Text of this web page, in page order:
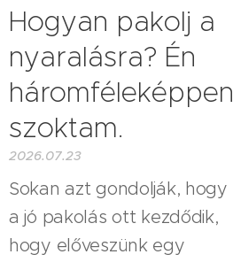
Hogyan pakolj a
nyaralásra? Én
háromféleképpen
szoktam.
2026.07.23
Sokan azt gondolják, hogy
a jó pakolás ott kezdődik,
hogy előveszünk egy